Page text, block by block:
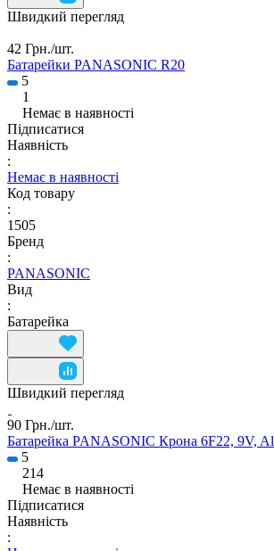
Швидкий перегляд
42 Грн./шт.
Батарейки PANASONIC R20
5
1
Немає в наявності
Підписатися
Наявність
:
Немає в наявності
Код товару
:
1505
Бренд
:
PANASONIC
Вид
:
Батарейка
Швидкий перегляд
90 Грн./шт.
Батарейка PANASONIC Крона 6F22, 9V,
5
214
Немає в наявності
Підписатися
Наявність
: